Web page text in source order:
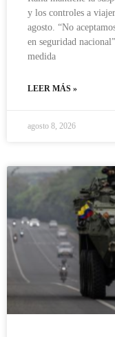
y los controles a
agosto. “No
en seguridad
medida
LEER MÁS »
agosto 8, 2026